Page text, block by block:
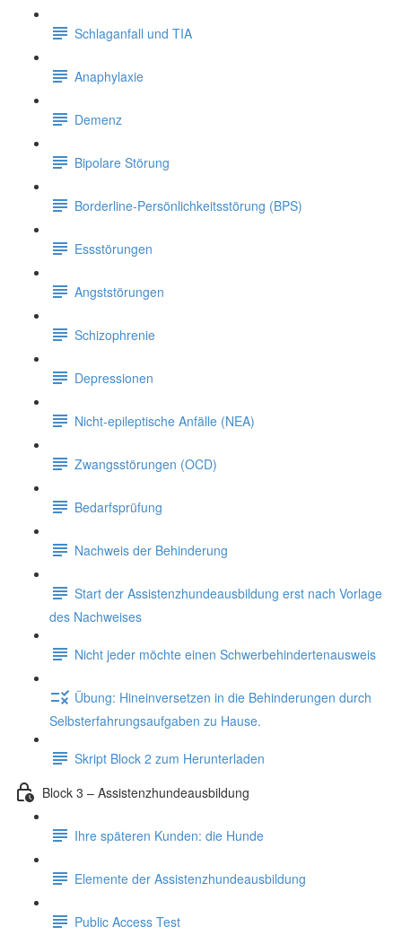
Schlaganfall und TIA
Anaphylaxie
Demenz
Bipolare Störung
Borderline-Persönlichkeitsstörung (BPS)
Essstörungen
Angststörungen
Schizophrenie
Depressionen
Nicht-epileptische Anfälle (NEA)
Zwangsstörungen (OCD)
Bedarfsprüfung
Nachweis der Behinderung
Start der Assistenzhundeausbildung erst nach Vorlage
des Nachweises
Nicht jeder möchte einen Schwerbehindertenausweis
Übung: Hineinversetzen in die Behinderungen durch
Selbsterfahrungsaufgaben zu Hause.
Skript Block 2 zum Herunterladen
Block 3 – Assistenzhundeausbildung
Ihre späteren Kunden: die Hunde
Elemente der Assistenzhundeausbildung
Public Access Test